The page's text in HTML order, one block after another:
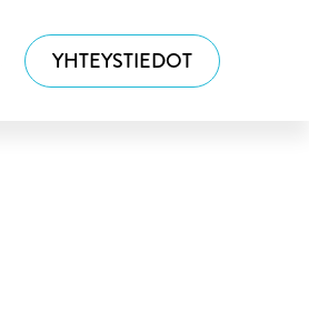
YHTEYSTIEDOT